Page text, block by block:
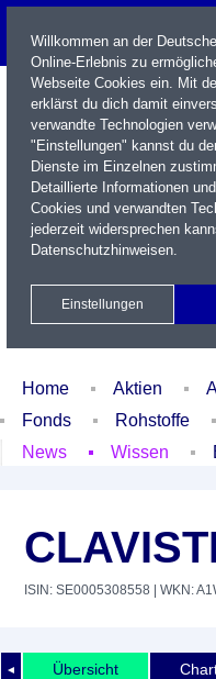
Name / WKN / ISIN / Kürzel
Xetra Realtime
Home Aktien
Fonds
Rohstoffe
News
Wissen
ISIN: SE0005308558 | WKN:
◄ Übersicht
Willkommen an der
Online-Erlebnis zu
Webseite Cookies ein. Mit
erklärst du dich damit
verwandte Technologien
"Einstellungen" kannst du
Dienste im Einzelnen
Detaillierte Informationen
Cookies und verwandten
jederzeit widersprechen
Datenschutzhinweisen.
Einstellungen